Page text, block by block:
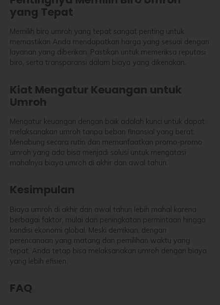
yang Tepat
Memilih biro umroh yang tepat sangat penting untuk
memastikan Anda mendapatkan harga yang sesuai dengan
layanan yang diberikan. Pastikan untuk memeriksa reputasi
biro, serta transparansi dalam biaya yang dikenakan.
Kiat Mengatur Keuangan untuk
Umroh
Mengatur keuangan dengan baik adalah kunci untuk dapat
melaksanakan umroh tanpa beban finansial yang berat.
Menabung secara rutin dan memanfaatkan promo-promo
umroh yang ada bisa menjadi solusi untuk mengatasi
mahalnya biaya umroh di akhir dan awal tahun.
Kesimpulan
Biaya umroh di akhir dan awal tahun lebih mahal karena
berbagai faktor, mulai dari peningkatan permintaan hingga
kondisi ekonomi global. Meski demikian, dengan
perencanaan yang matang dan pemilihan waktu yang
tepat, Anda tetap bisa melaksanakan umroh dengan biaya
yang lebih efisien.
FAQ